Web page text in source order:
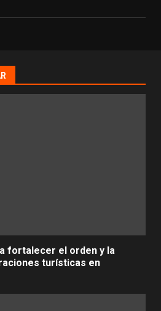
fortalecer el orden y la
turísticas en